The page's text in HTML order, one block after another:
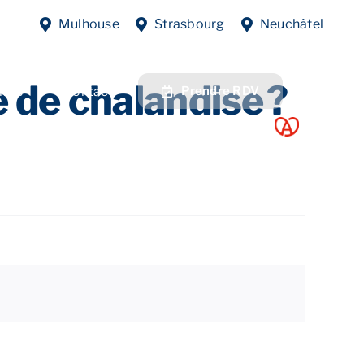
Mulhouse Strasbourg Neuchâtel
Contact Prendre RDV
Previous
chalandise ?